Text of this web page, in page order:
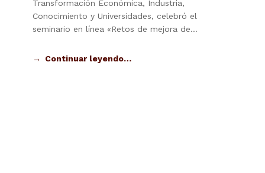
Transformación Económica, Industria,
Conocimiento y Universidades, celebró el
seminario en línea «Retos de mejora de…
Continuar leyendo…